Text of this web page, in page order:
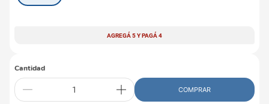
AGREGÁ 5 Y PAGÁ 4
Cantidad
COMPRAR